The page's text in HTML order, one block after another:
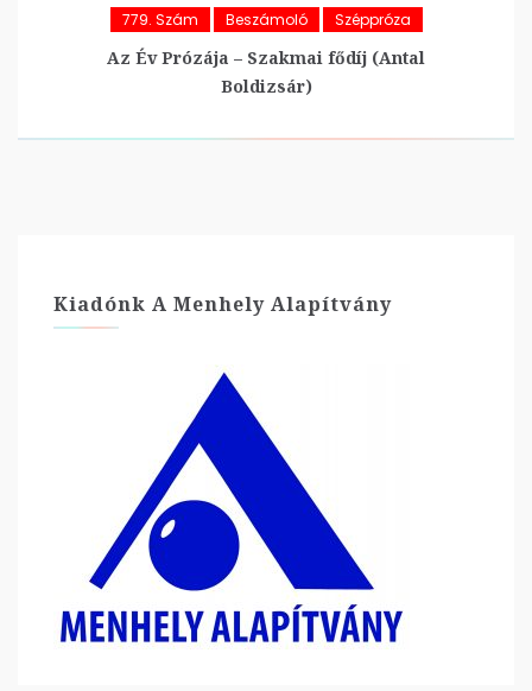
779. Szám Beszámoló Széppróza
Az Év Prózája – Szakmai fődíj (Antal
Boldizsár)
Kiadónk A Menhely Alapítvány